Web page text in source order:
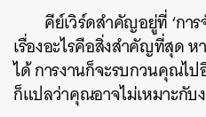
คีย์เวิร์ดสำคัญอยู่ที่ ‘กา
เรื่องอะไรคือสิ่งสำคัญที่สุด ห
ได้ การงานก็จะรบกวนคุณไป
ก็แปลว่าคุณอาจไม่เหมาะกับ